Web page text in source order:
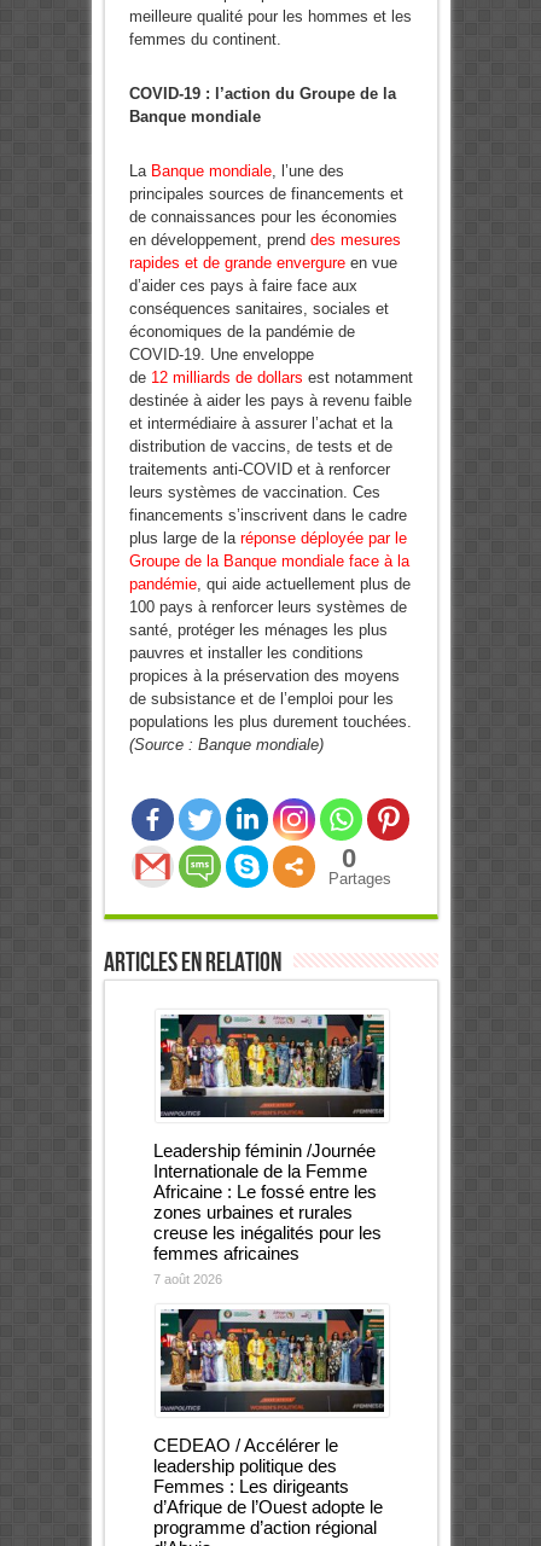
meilleure qualité pour les hommes et les
femmes du continent.
COVID-19 : l’action du Groupe de la
Banque mondiale
La Banque mondiale, l’une des
principales sources de financements et
de connaissances pour les économies
en développement, prend des mesures
rapides et de grande envergureen vue
d’aider ces pays à faire face aux
conséquences sanitaires, sociales et
économiques de la pandémie de
COVID-19. Une enveloppe
de 12 milliards de dollars est notamment
destinée à aider les pays à revenu faible
et intermédiaire à assurer l’achat et la
distribution de vaccins, de tests et de
traitements anti-COVID et à renforcer
leurs systèmes de vaccination. Ces
financements s’inscrivent dans le cadre
plus large de la réponse déployée par le
Groupe de la Banque mondiale face à la
pandémie, qui aide actuellement plus de
100 pays à renforcer leurs systèmes de
santé, protéger les ménages les plus
pauvres et installer les conditions
propices à la préservation des moyens
de subsistance et de l’emploi pour les
populations les plus durement touchées.
(Source : Banque mondiale)
0
Partages
Articles en relation
Leadership féminin /Journée
Internationale de la Femme
Africaine : Le fossé entre les
zones urbaines et rurales
creuse les inégalités pour les
femmes africaines
7 août 2026
CEDEAO / Accélérer le
leadership politique des
Femmes : Les dirigeants
d’Afrique de l’Ouest adopte le
programme d’action régional